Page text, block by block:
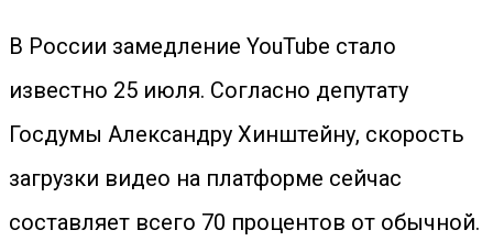
В России замедление YouTube стало
известно 25 июля. Согласно депутату
Госдумы Александру Хинштейну, скорость
загрузки видео на платформе сейчас
составляет всего 70 процентов от обычной.